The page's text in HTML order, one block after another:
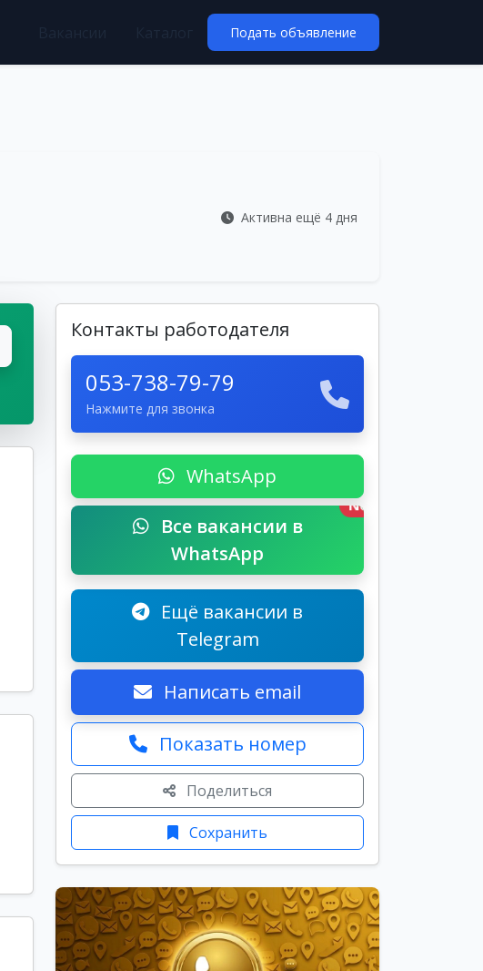
Подать объявление
Активна ещё 4 дня
Контакты работодателя
053-738-79-79
Нажмите для звонка
WhatsApp
Все вакансии в
WhatsApp
New
Ещё вакансии в
Telegram
Написать email
Показать номер
Поделиться
Сохранить